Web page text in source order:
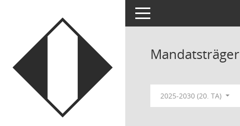
Toggle navigation
Mandatsträger
2025-2030 (20. TA)